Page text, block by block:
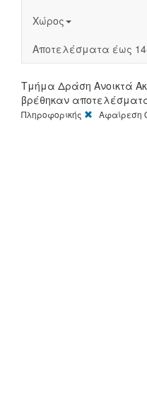
Χώρος
Αποτελέσματα έως
Τμήμα Δράση Ανοικτά
βρέθηκαν
Πληροφορικής
[X]Αφαίρεση